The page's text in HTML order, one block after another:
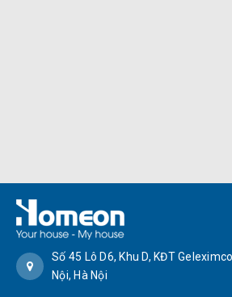
Số 45 Lô D6, Khu D, KĐT
Nội, Hà Nội